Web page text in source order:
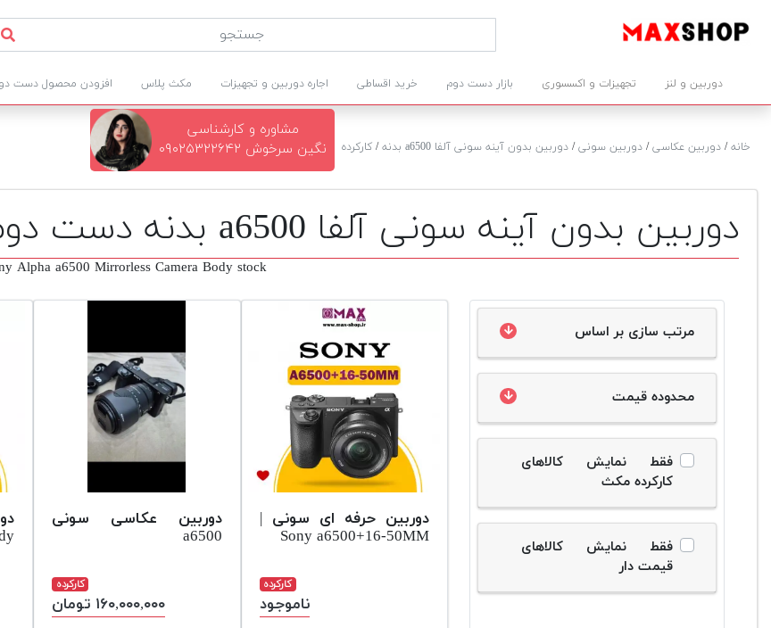
دوربین و لنز تجهیزات و اکسسوری بازار دست دوم خرید اقساطی اجاره دوربین و تجهیزات مکث پلاس افزودن محصول دست
خانه/ دوربین عکاسی/ دوربین سونی/ دوربین بدون آینه سونی آلفا a6500 بدنه / کارکرده
مشاوره و کارشناسی
نگین سرخوش ۰۹۰۲۵۳۲۲۶۴۲
دوربین بدون آینه سونی آلفا a6500 بدنه دست دوم
Alpha a6500 Mirrorless Camera Body stock
مرتب سازی بر اساس
محدوده قیمت
فقط نمایش کالاهای
کارکرده مکث
فقط نمایش کالاهای
قیمت دار
دوربین حرفه ای سونی |
Sony a6500+16-50MM
کارکرده
ناموجود
دوربین عکاسی سونی
a6500
کارکرده
۱۶۰,۰۰۰,۰۰۰ تومان